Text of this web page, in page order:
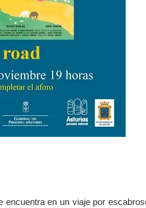
en un viaje por